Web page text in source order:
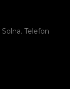
Telefon